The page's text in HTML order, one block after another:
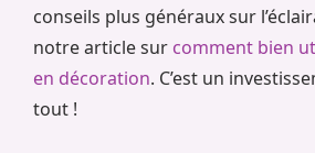
conseils plus généraux sur
notre article sur comment bien
en décoration. C’est un
tout !